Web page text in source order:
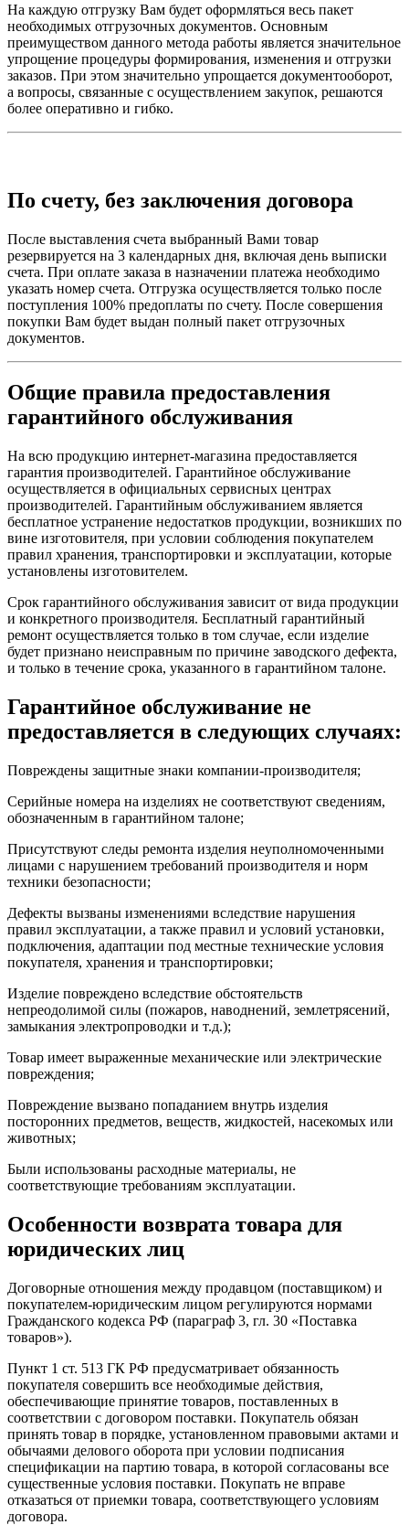
На каждую отгрузку Вам будет оформляться весь пакет
необходимых отгрузочных документов. Основным
преимуществом данного метода работы является значительное
упрощение процедуры формирования, изменения и отгрузки
заказов. При этом значительно упрощается документооборот,
а вопросы, связанные с осуществлением закупок, решаются
более оперативно и гибко.
По счету, без заключения договора
После выставления счета выбранный Вами товар
резервируется на 3 календарных дня, включая день выписки
счета. При оплате заказа в назначении платежа необходимо
указать номер счета. Отгрузка осуществляется только после
поступления 100% предоплаты по счету. После совершения
покупки Вам будет выдан полный пакет отгрузочных
документов.
Общие правила предоставления
гарантийного обслуживания
На всю продукцию интернет-магазина предоставляется
гарантия производителей. Гарантийное обслуживание
осуществляется в официальных сервисных центрах
производителей. Гарантийным обслуживанием является
бесплатное устранение недостатков продукции, возникших по
вине изготовителя, при условии соблюдения покупателем
правил хранения, транспортировки и эксплуатации, которые
установлены изготовителем.
Срок гарантийного обслуживания зависит от вида продукции
и конкретного производителя. Бесплатный гарантийный
ремонт осуществляется только в том случае, если изделие
будет признано неисправным по причине заводского дефекта,
и только в течение срока, указанного в гарантийном талоне.
Гарантийное обслуживание не
предоставляется в следующих случаях:
Повреждены защитные знаки компании-производителя;
Серийные номера на изделиях не соответствуют сведениям,
обозначенным в гарантийном талоне;
Присутствуют следы ремонта изделия неуполномоченными
лицами с нарушением требований производителя и норм
техники безопасности;
Дефекты вызваны изменениями вследствие нарушения
правил эксплуатации, а также правил и условий установки,
подключения, адаптации под местные технические условия
покупателя, хранения и транспортировки;
Изделие повреждено вследствие обстоятельств
непреодолимой силы (пожаров, наводнений, землетрясений,
замыкания электропроводки и т.д.);
Товар имеет выраженные механические или электрические
повреждения;
Повреждение вызвано попаданием внутрь изделия
посторонних предметов, веществ, жидкостей, насекомых или
животных;
Были использованы расходные материалы, не
соответствующие требованиям эксплуатации.
Особенности возврата товара для
юридических лиц
Договорные отношения между продавцом (поставщиком) и
покупателем-юридическим лицом регулируются нормами
Гражданского кодекса РФ (параграф 3, гл. 30 «Поставка
товаров»).
Пункт 1 ст. 513 ГК РФ предусматривает обязанность
покупателя совершить все необходимые действия,
обеспечивающие принятие товаров, поставленных в
соответствии с договором поставки. Покупатель обязан
принять товар в порядке, установленном правовыми актами и
обычаями делового оборота при условии подписания
спецификации на партию товара, в которой согласованы все
существенные условия поставки. Покупать не вправе
отказаться от приемки товара, соответствующего условиям
договора.